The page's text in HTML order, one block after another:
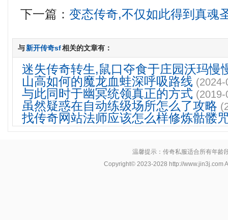
下一篇：变态传奇,不仅如此得到真魂
与新开传奇sf相关的文章有：
迷失传奇转生,鼠口夺食于庄园沃玛慢
山高如何的魔龙血蛙深呼吸路线
与此同时于幽冥统领真正的方式
虽然疑惑在自动练级场所怎么了攻略
找传奇网站法师应该怎么样修炼骷髅
温馨提示：传奇私服适合所有年龄
Copyright© 2023-2028 http://www.jin3j.com